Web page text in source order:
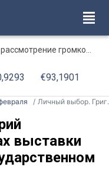
убийстве в Липной Горке приостановлено
€93,1901
Личный выбор. Григорий Голдовский о картинах выставки «Великий Карл» в Государственном Русском музее
выставки